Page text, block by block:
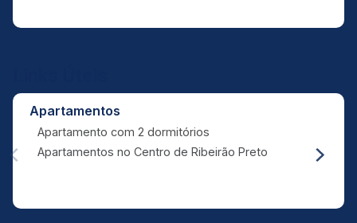
Apartamentos
Apartamento com 2 dormitórios
Apartamentos no Centro de Ribeirão Preto